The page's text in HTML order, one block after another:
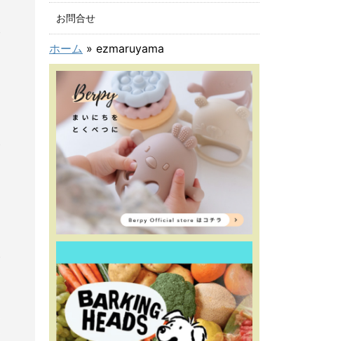
お問合せ
ホーム » ezmaruyama